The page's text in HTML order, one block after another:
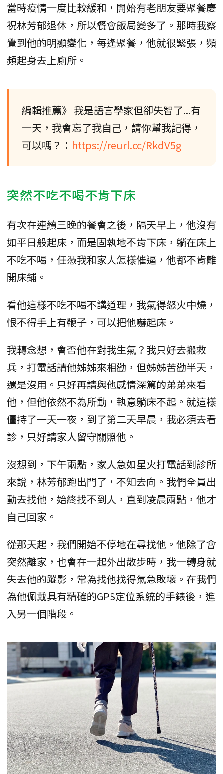
當時疫情一度比較緩和，開始有老朋友要聚餐慶
祝林芳郁退休，所以餐會飯局變多了。那時我察
覺到他的明顯變化，每逢聚餐，他就很緊張，頻
頻起身去上廁所。
編輯推薦》 我是語言學家但卻失智了...有
一天，我會忘了我自己，請你幫我記得，
可以嗎？： https://reurl.cc/RkdV5g
突然不吃不喝不肯下床
有次在連續三晚的餐會之後，隔天早上，他沒有
如平日般起床，而是固執地不肯下床，躺在床上
不吃不喝，任憑我和家人怎樣催逼，他都不肯離
開床鋪。
看他這樣不吃不喝不講道理，我氣得怒火中燒，
恨不得手上有鞭子，可以把他嚇起床。
我轉念想，會否他在對我生氣？我只好去搬救
兵，打電話請他姊姊來相勸，但姊姊苦勸半天，
還是沒用。只好再請與他感情深篤的弟弟來看
他，但他依然不為所動，執意躺床不起。就這樣
僵持了一天一夜，到了第二天早晨，我必須去看
診，只好請家人留守關照他。
沒想到，下午兩點，家人急如星火打電話到診所
來說，林芳郁跑出門了，不知去向。我們全員出
動去找他，始終找不到人，直到凌晨兩點，他才
自己回家。
從那天起，我們開始不停地在尋找他。他除了會
突然離家，也會在一起外出散步時，我一轉身就
失去他的蹤影，常為找他找得氣急敗壞。在我們
為他佩戴具有精確的GPS定位系統的手錶後，進
入另一個階段。